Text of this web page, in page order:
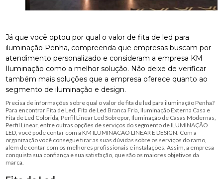
Já que você optou por qual o valor de fita de led para
iluminação Penha, compreenda que empresas buscam por
atendimento personalizado e consideram a empresa KM
Iluminação como a melhor solução. Não deixe de verificar
também mais soluções que a empresa oferece quanto ao
segmento de iluminação e design.
Precisa de informações sobre qual o valor de fita de led para iluminação Penha?
Para encontrar Fita de Led, Fita de Led Branca Fria, Iluminação Externa Casa e
Fita de Led Colorida, Perfil Linear Led Sobrepor, Iluminação de Casas Modernas,
Perfil Linear, entre outras opções de serviços do segmento de ILUMINAÇÃO
LED, você pode contar com a KM ILUMINACAO LINEAR E DESIGN. Com a
organização você consegue tirar as suas dúvidas sobre os serviços do ramo,
além de contar com os melhores profissionais e instalações. Assim, a empresa
conquista sua confiança e sua satisfação, que são os maiores objetivos da
marca.